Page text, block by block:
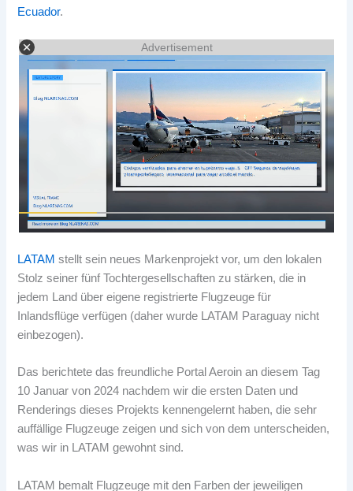
Ecuador.
Advertisement
LATAM stellt sein neues Markenprojekt vor, um den lokalen
Stolz seiner fünf Tochtergesellschaften zu stärken, die in
jedem Land über eigene registrierte Flugzeuge für
Inlandsflüge verfügen (daher wurde LATAM Paraguay nicht
einbezogen).
Das berichtete das freundliche Portal Aeroin an diesem Tag
10 Januar von 2024 nachdem wir die ersten Daten und
Renderings dieses Projekts kennengelernt haben, die sehr
auffällige Flugzeuge zeigen und sich von dem unterscheiden,
was wir in LATAM gewohnt sind.
LATAM bemalt Flugzeuge mit den Farben der jeweiligen